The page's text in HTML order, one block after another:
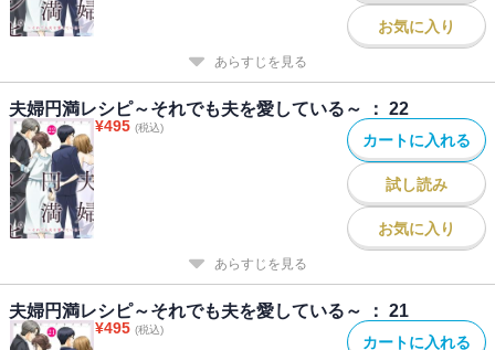
お気に入り
あらすじを見る
夫婦円満レシピ～それでも夫を愛している～ ： 22
¥495 (税込)
カートに入れる
試し読み
お気に入り
あらすじを見る
夫婦円満レシピ～それでも夫を愛している～ ： 21
¥495 (税込)
カートに入れる